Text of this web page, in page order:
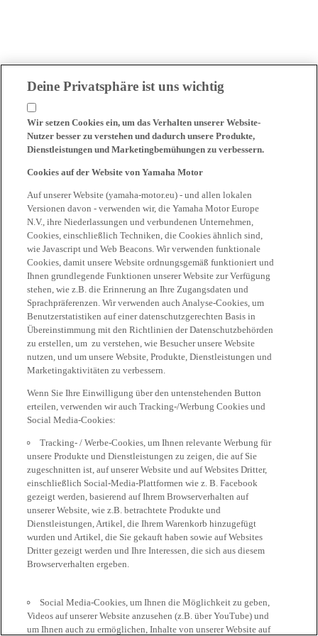
Deine Privatsphäre ist uns wichtig
Wir setzen Cookies ein, um das Verhalten unserer Website-
Nutzer besser zu verstehen und dadurch unsere Produkte,
Dienstleistungen und Marketingbemühungen zu verbessern.
Cookies auf der Website von Yamaha Motor
Auf unserer Website (yamaha-motor.eu) - und allen lokalen
Versionen davon - verwenden wir, die Yamaha Motor Europe
N.V., ihre Niederlassungen und verbundenen Unternehmen,
Cookies, einschließlich Techniken, die Cookies ähnlich sind,
wie Javascript und Web Beacons. Wir verwenden funktionale
Cookies, damit unsere Website ordnungsgemäß funktioniert und
Ihnen grundlegende Funktionen unserer Website zur Verfügung
stehen, wie z.B. die Erinnerung an Ihre Zugangsdaten und
Sprachpräferenzen. Wir verwenden auch Analyse-Cookies, um
Benutzerstatistiken auf einer datenschutzgerechten Basis in
Übereinstimmung mit den Richtlinien der Datenschutzbehörden
zu erstellen, um zu verstehen, wie Besucher unsere Website
nutzen, und um unsere Website, Produkte, Dienstleistungen und
Marketingaktivitäten zu verbessern.
Wenn Sie Ihre Einwilligung über den untenstehenden Button
erteilen, verwenden wir auch Tracking-/Werbung Cookies und
Social Media-Cookies:
Tracking- / Werbe-Cookies, um Ihnen relevante Werbung für
unsere Produkte und Dienstleistungen zu zeigen, die auf Sie
zugeschnitten ist, auf unserer Website und auf Websites Dritter,
einschließlich Social-Media-Plattformen wie z. B. Facebook
gezeigt werden, basierend auf Ihrem Browserverhalten auf
unserer Website, wie z.B. betrachtete Produkte und
Dienstleistungen, Artikel, die Ihrem Warenkorb hinzugefügt
wurden und Artikel, die Sie gekauft haben sowie auf Websites
Dritter gezeigt werden und Ihre Interessen, die sich aus diesem
Browserverhalten ergeben.
Social Media-Cookies, um Ihnen die Möglichkeit zu geben,
Videos auf unserer Website anzusehen (z.B. über YouTube) und
um Ihnen auch zu ermöglichen, Inhalte von unserer Website auf